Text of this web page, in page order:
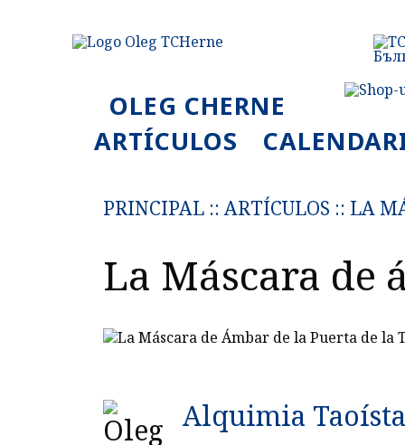
OLEG CHERNE
ARTÍCULOS
PRINCIPAL::ARTÍCULOS :: LA
La Máscara de
Alquimia Taoísta